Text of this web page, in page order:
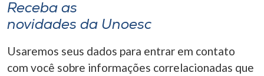
A+
Receba as
novidades da Unoesc
Usaremos seus dados para entrar em contato
com você sobre informações correlacionadas que